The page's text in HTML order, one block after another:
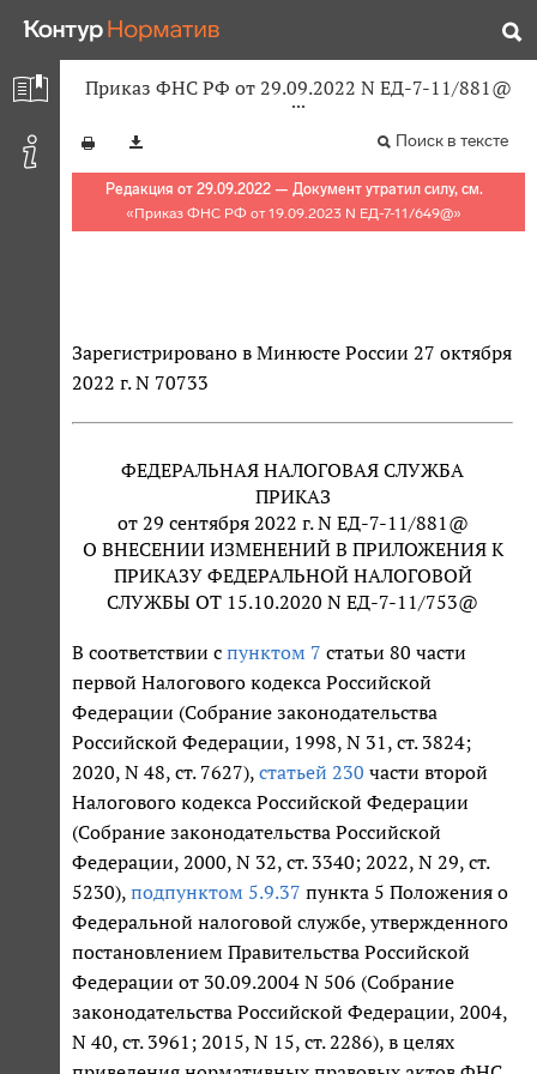
Приказ ФНС РФ от 29.09.2022 N ЕД-7-11/881@
Поиск в тексте
Редакция от 29.09.2022 — Документ утратил силу, см.
«Приказ ФНС РФ от 19.09.2023 N ЕД-7-11/649@»
Зарегистрировано в Минюсте России 27 октября
2022 г. N 70733
ФЕДЕРАЛЬНАЯ НАЛОГОВАЯ СЛУЖБА
ПРИКАЗ
от 29 сентября 2022 г. N ЕД-7-11/881@
О ВНЕСЕНИИ ИЗМЕНЕНИЙ В ПРИЛОЖЕНИЯ К
ПРИКАЗУ ФЕДЕРАЛЬНОЙ НАЛОГОВОЙ
СЛУЖБЫ ОТ 15.10.2020 N ЕД-7-11/753@
В соответствии с пунктом 7 статьи 80 части
первой Налогового кодекса Российской
Федерации (Собрание законодательства
Российской Федерации, 1998, N 31, ст. 3824;
2020, N 48, ст. 7627), статьей 230 части второй
Налогового кодекса Российской Федерации
(Собрание законодательства Российской
Федерации, 2000, N 32, ст. 3340; 2022, N 29, ст.
5230), подпунктом 5.9.37 пункта 5 Положения о
Федеральной налоговой службе, утвержденного
постановлением Правительства Российской
Федерации от 30.09.2004 N 506 (Собрание
законодательства Российской Федерации, 2004,
N 40, ст. 3961; 2015, N 15, ст. 2286), в целях